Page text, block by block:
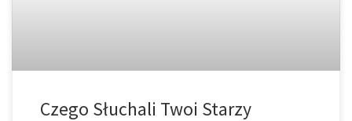
Czego Słuchali Twoi Starzy